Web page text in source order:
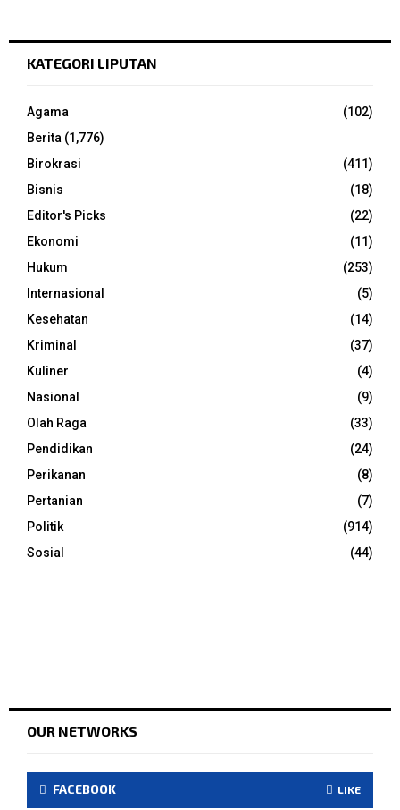
KATEGORI LIPUTAN
Agama
(102)
Berita (1,776)
Birokrasi
(411)
Bisnis
(18)
Editor's Picks
(22)
Ekonomi
(11)
Hukum
(253)
Internasional
(5)
Kesehatan
(14)
Kriminal
(37)
Kuliner
(4)
Nasional
(9)
Olah Raga
(33)
Pendidikan
(24)
Perikanan
(8)
Pertanian
(7)
Politik
(914)
Sosial
(44)
OUR NETWORKS
FACEBOOK LIKE